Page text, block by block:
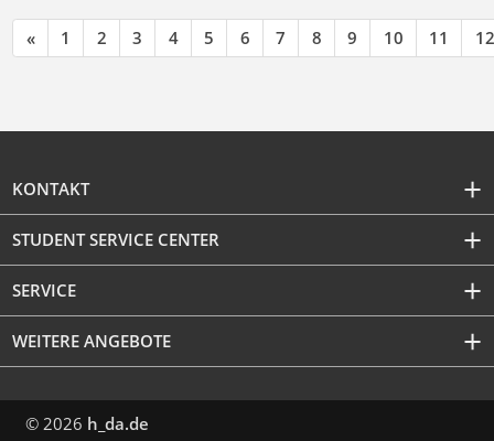
« 1 2 3 4 5 6 7 8 9 10 11 12
KONTAKT
STUDENT SERVICE CENTER
SERVICE
WEITERE ANGEBOTE
© 2026 h_da.de